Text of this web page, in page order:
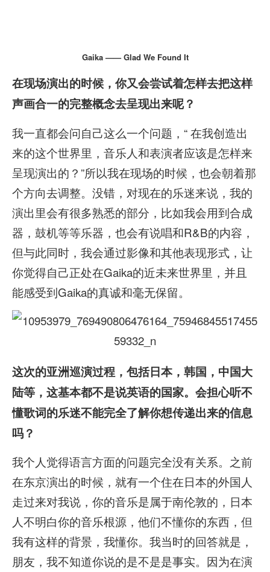
Gaika —— Glad We Found It
在现场演出的时候，你又会尝试着怎样去把这样
声画合一的完整概念去呈现出来呢？
我一直都会问自己这么一个问题，“ 在我创造出
来的这个世界里，音乐人和表演者应该是怎样来
呈现演出的？”所以我在现场的时候，也会朝着那
个方向去调整。没错，对现在的乐迷来说，我的
演出里会有很多熟悉的部分，比如我会用到合成
器，鼓机等等乐器，也会有说唱和R&B的内容，
但与此同时，我会通过影像和其他表现形式，让
你觉得自己正处在Gaika的近未来世界里，并且
能感受到Gaika的真诚和毫无保留。
这次的亚洲巡演过程，包括日本，韩国，中国大
陆等，这基本都不是说英语的国家。会担心听不
懂歌词的乐迷不能完全了解你想传递出来的信息
吗？
我个人觉得语言方面的问题完全没有关系。之前
在东京演出的时候，就有一个住在日本的外国人
走过来对我说，你的音乐是属于南伦敦的，日本
人不明白你的音乐根源，他们不懂你的东西，但
我有这样的背景，我懂你。我当时的回答就是，
朋友，我不知道你说的是不是是事实。因为在演